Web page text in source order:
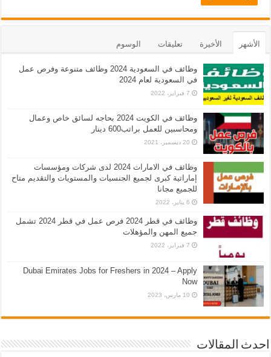
الأشهر الأخيرة تعليقات الوسوم
وظائف في السعودية 2024 وظائف متنوعة وفرص عمل
في السعودية لعام 2024
7 فبراير، 2022
وظائف في الكويت 2024 بحاجه لسائق خاص وعمال
ومحاسبين للعمل براتب600 دينار
20 ديسمبر، 2021
وظائف في الامارات 2024 لدى شركات ومؤسسات
إماراتية كبرى لجميع الجنسيات والمستويات والتقديم متاح
للجميع مجانا
6 يناير، 2022
وظائف في قطر 2024 فرص عمل في قطر 2024 تشمل
جميع المهن والمؤهلات
7 فبراير، 2022
Dubai Emirates Jobs for Freshers in 2024 – Apply
Now
10 مارس، 2023
احدث المقالات